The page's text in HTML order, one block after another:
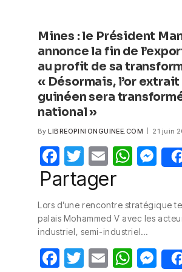
Mines : le Président
annonce la fin de
au profit de sa
« Désormais, l’or
guinéen sera
national »
By LIBREOPINIONGUINEE.COM 21 juin
F
a
e
b
o
T
w
itt
er
E
m
W
s
A
p
M
e
e
g
Partager
Lors d’une rencontre stratégique
palais Mohammed V avec les
industriel, semi-industriel…
F
T
E
W M